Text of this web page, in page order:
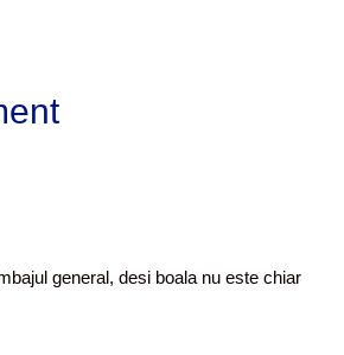
general, desi boala nu este chiar